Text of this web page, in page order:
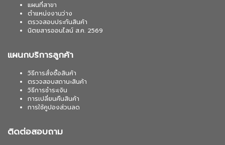
แผนที่สาขา
ตำแหน่งงานว่าง
ตรวจสอบประกันสินค้า
นิตยสารออนไลน์ ส.ค. 2569
แผนกบริการลูกค้า
วิธีการสั่งซื้อสินค้า
ตรวจสอบสถานะสินค้า
วิธีการชำระเงิน
การเปลี่ยนคืนสินค้า
การใช้คูปองส่วนลด
ติดต่อสอบถาม